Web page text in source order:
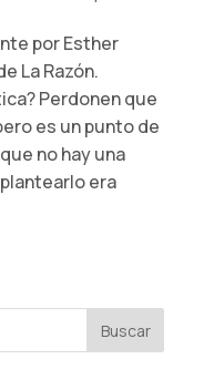
por Esther
La Razón.
Perdonen que
es un punto de
no hay una
era